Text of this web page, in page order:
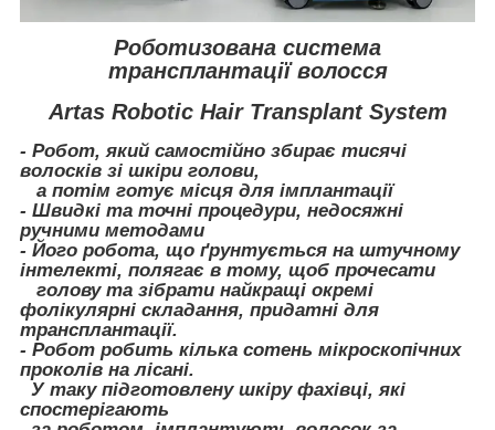
Роботизована система
трансплантації волосся
Artas Robotic Hair Transplant System
- Робот, який самостійно збирає тисячі
волосків зі шкіри голови,
а потім готує місця для імплантації
- Швидкі та точні процедури, недосяжні
ручними методами
- Його робота, що ґрунтується на штучному
інтелекті, полягає в тому, щоб прочесати
голову та зібрати найкращі окремі
фолікулярні складання, придатні для
трансплантації.
- Робот робить кілька сотень мікроскопічних
проколів на лісані.
У таку підготовлену шкіру фахівці, які
спостерігають